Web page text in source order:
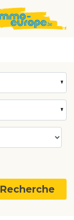
Recherche